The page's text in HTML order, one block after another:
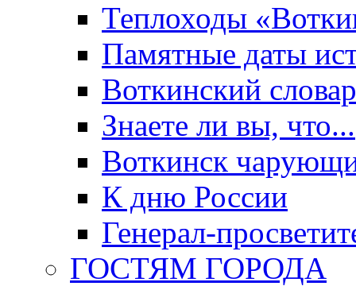
Теплоходы
Памятные даты
Воткинский
Знаете ли вы, что...
Воткинск
К дню России
Генерал-
ГОСТЯМ ГОРОДА